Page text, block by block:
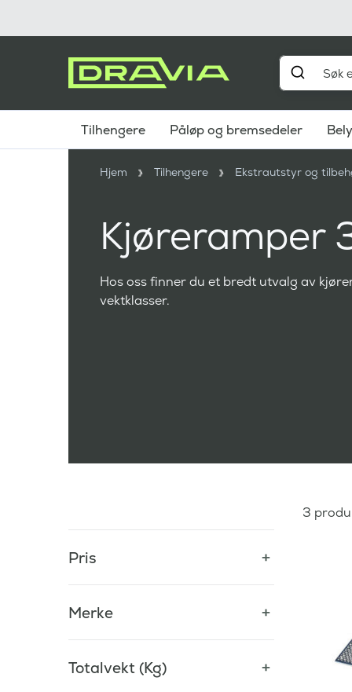
Tilhengere Påløp og bremsedeler
Hjem Tilhengere Ekstrautstyr og
Kjøreramper
Hos oss finner du et bredt utvalg av
vektklasser.
3
Pris
Merke
Totalvekt (Kg)